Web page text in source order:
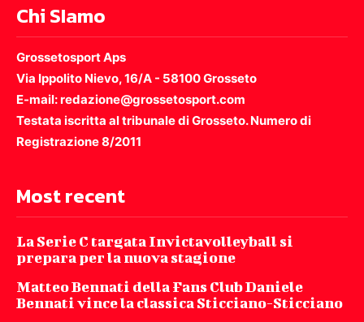
Chi SIamo
Grossetosport Aps
Via Ippolito Nievo, 16/A - 58100 Grosseto
E-mail: redazione@grossetosport.com
Testata iscritta al tribunale di Grosseto. Numero di
Registrazione 8/2011
Most recent
La Serie C targata Invictavolleyball si
prepara per la nuova stagione
Matteo Bennati della Fans Club Daniele
Bennati vince la classica Sticciano-Sticciano